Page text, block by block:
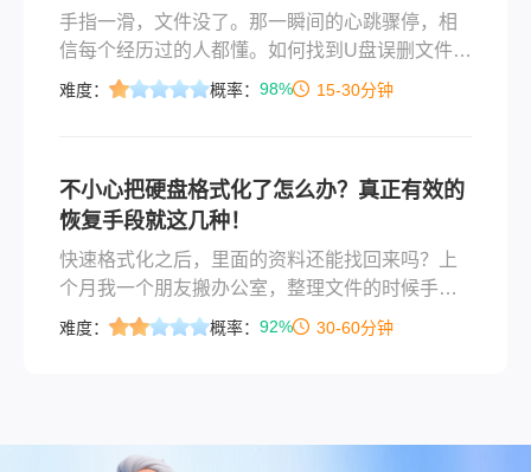
手指一滑，文件没了。那一瞬间的心跳骤停，相
信每个经历过的人都懂。如何找到U盘误删文件？
这恐怕是数据灾难面前最让人焦灼的追问。别
你没往U盘里写入新数据， recovery的成功率依
然相当可观。
难度： 概率： 98% 15-30分钟
不小心把硬盘格式化了怎么办？真正有效的
恢复手段就这几种！
快速格式化之后，里面的资料还能找回来吗？上
个月我一个朋友搬办公室，整理文件的时候手
滑，把一个2TB的移动硬盘点了格式化。等他反
难度： 概率： 92% 30-60分钟